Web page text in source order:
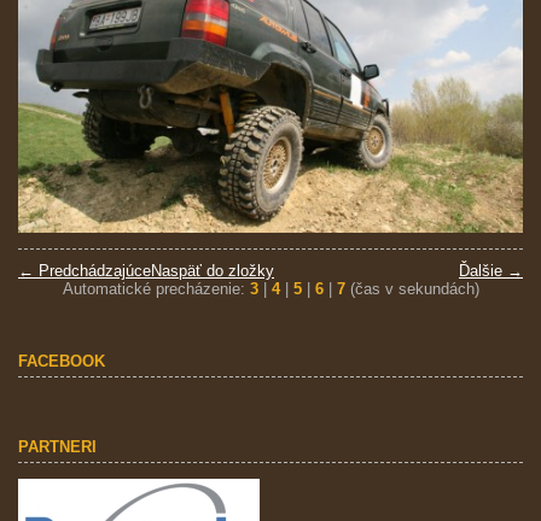
← Predchádzajúce Ďalšie →
Naspäť do zložky
Automatické precházenie: 3| 4| 5| 6| 7(čas v sekundách)
FACEBOOK
PARTNERI